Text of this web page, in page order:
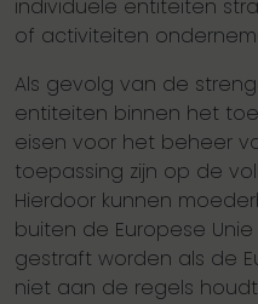
individuele entiteiten
of activiteiten
Als gevolg van de
entiteiten binnen het
eisen voor het beheer
toepassing zijn op de
Hierdoor kunnen
buiten de Europese
gestraft worden als de
niet aan de regels